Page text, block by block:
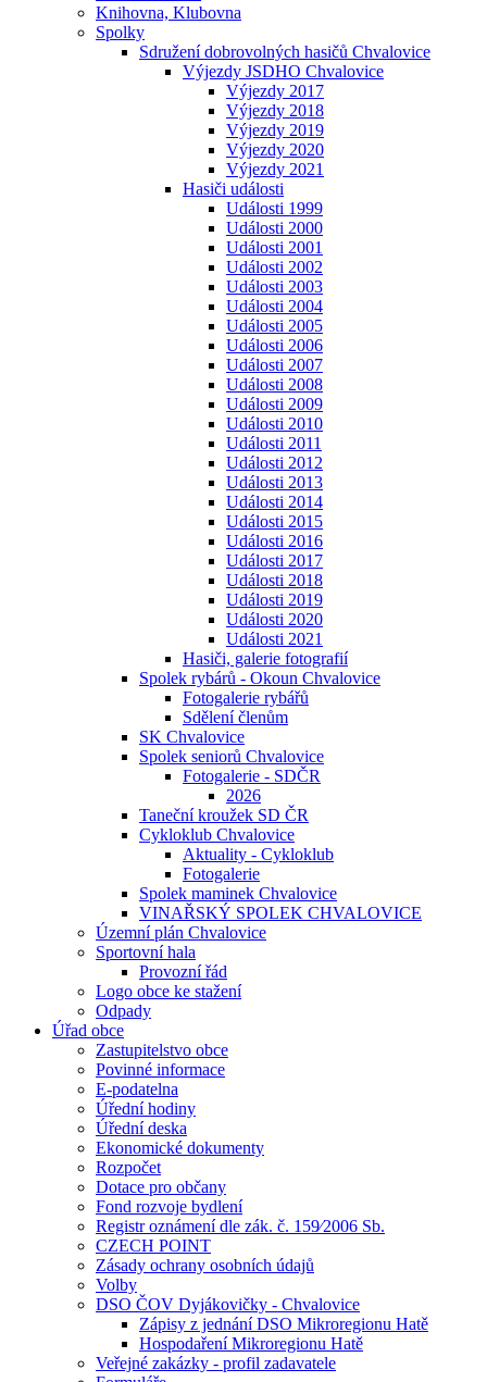
Knihovna, Klubovna
Spolky
Sdružení dobrovolných hasičů Chvalovice
Výjezdy JSDHO Chvalovice
Výjezdy 2017
Výjezdy 2018
Výjezdy 2019
Výjezdy 2020
Výjezdy 2021
Hasiči události
Události 1999
Události 2000
Události 2001
Události 2002
Události 2003
Události 2004
Události 2005
Události 2006
Události 2007
Události 2008
Události 2009
Události 2010
Události 2011
Události 2012
Události 2013
Události 2014
Události 2015
Události 2016
Události 2017
Události 2018
Události 2019
Události 2020
Události 2021
Hasiči, galerie fotografií
Spolek rybárů - Okoun Chvalovice
Fotogalerie rybářů
Sdělení členům
SK Chvalovice
Spolek seniorů Chvalovice
Fotogalerie - SDČR
2026
Taneční kroužek SD ČR
Cykloklub Chvalovice
Aktuality - Cykloklub
Fotogalerie
Spolek maminek Chvalovice
VINAŘSKÝ SPOLEK CHVALOVICE
Územní plán Chvalovice
Sportovní hala
Provozní řád
Logo obce ke stažení
Odpady
Úřad obce
Zastupitelstvo obce
Povinné informace
E-podatelna
Úřední hodiny
Úřední deska
Ekonomické dokumenty
Rozpočet
Dotace pro občany
Fond rozvoje bydlení
Registr oznámení dle zák. č. 159⁄2006 Sb.
CZECH POINT
Zásady ochrany osobních údajů
Volby
DSO ČOV Dyjákovičky - Chvalovice
Zápisy z jednání DSO Mikroregionu Hatě
Hospodaření Mikroregionu Hatě
Veřejné zakázky - profil zadavatele